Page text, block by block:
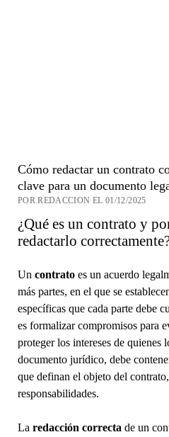
Cómo redactar un contrato
clave para un documento
POR REDACCION EL 01/12/2025
¿Qué es un contrato y
redactarlo
Un contratoes un acuerdo
más partes, en el que se
específicas que cada parte debe
es formalizar compromisos para
proteger los intereses de quienes
documento jurídico, debe
que definan el objeto del
responsabilidades.
La redacción correcta de un